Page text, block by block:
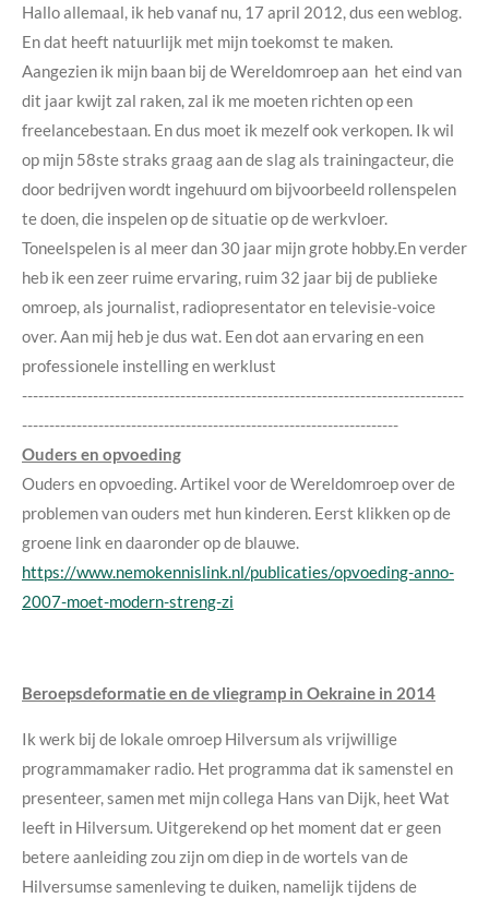
Hallo allemaal, ik heb vanaf nu, 17 april 2012, dus een weblog.
En dat heeft natuurlijk met mijn toekomst te maken.
Aangezien ik mijn baan bij de Wereldomroep aan het eind van
dit jaar kwijt zal raken, zal ik me moeten richten op een
freelancebestaan. En dus moet ik mezelf ook verkopen. Ik wil
op mijn 58ste straks graag aan de slag als trainingacteur, die
door bedrijven wordt ingehuurd om bijvoorbeeld rollenspelen
te doen, die inspelen op de situatie op de werkvloer.
Toneelspelen is al meer dan 30 jaar mijn grote hobby.En verder
heb ik een zeer ruime ervaring, ruim 32 jaar bij de publieke
omroep, als journalist, radiopresentator en televisie-voice
over. Aan mij heb je dus wat. Een dot aan ervaring en een
professionele instelling en werklust
---------------------------------------------------------------------------------
---------------------------------------------------------------------
Ouders en opvoeding
Ouders en opvoeding. Artikel voor de Wereldomroep over de
problemen van ouders met hun kinderen. Eerst klikken op de
groene link en daaronder op de blauwe.
https://www.nemokennislink.nl/publicaties/opvoeding-anno-
2007-moet-modern-streng-zi
Beroepsdeformatie en de vliegramp in Oekraine in 2014
Ik werk bij de lokale omroep Hilversum als vrijwillige
programmamaker radio. Het programma dat ik samenstel en
presenteer, samen met mijn collega Hans van Dijk, heet Wat
leeft in Hilversum. Uitgerekend op het moment dat er geen
betere aanleiding zou zijn om diep in de wortels van de
Hilversumse samenleving te duiken, namelijk tijdens de